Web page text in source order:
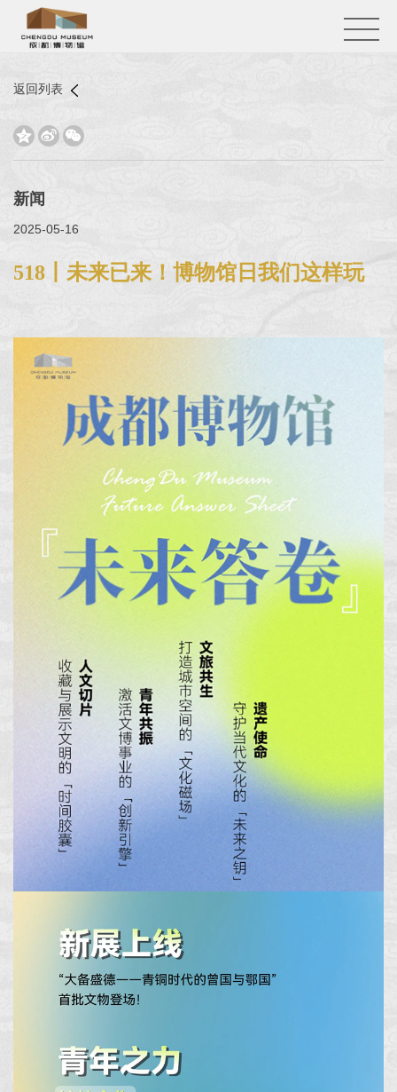
返回列表
  
新闻
2025-05-16
518丨未来已来！博物馆日我们这样玩